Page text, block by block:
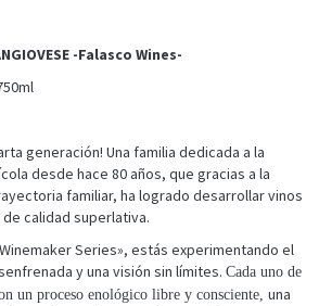
-Falasco Wines-
generación! Una familia dedicada a la
desde hace 80 años, que gracias a la
familiar, ha logrado desarrollar vinos
de calidad superlativa.
Series», estás experimentando el
y una visión sin límites. Cada uno de
un proceso enológico libre y consciente, una